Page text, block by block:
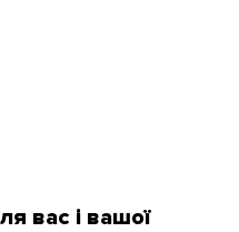
вас і вашої